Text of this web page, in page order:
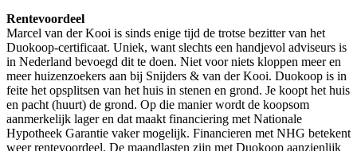
Rentevoordeel
Marcel van der Kooi is sinds enige tijd de trotse bezitter van het
Duokoop-certificaat. Uniek, want slechts een handjevol adviseurs is
in Nederland bevoegd dit te doen. Niet voor niets kloppen meer en
meer huizenzoekers aan bij Snijders & van der Kooi. Duokoop is in
feite het opsplitsen van het huis in stenen en grond. Je koopt het huis
en pacht (huurt) de grond. Op die manier wordt de koopsom
aanmerkelijk lager en dat maakt financiering met Nationale
Hypotheek Garantie vaker mogelijk. Financieren met NHG betekent
weer rentevoordeel. De maandlasten zijn met Duokoop aanzienlijk